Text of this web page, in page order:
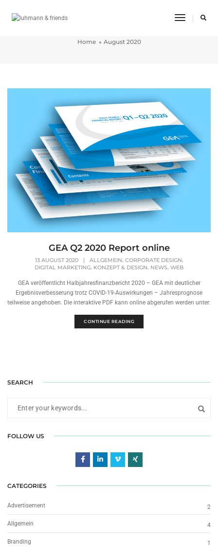
Toggle
Home August 2020
GEA Q2 2020 Report online
13 AUGUST 2020 | ALLGEMEIN, CORPORATE DESIGN,
DIGITAL MARKETING, KONZEPT & DESIGN, NEWS, WEB
GEA veröffentlicht Halbjahresfinanzbericht 2020 – GEA mit deutlicher
Ergebnisverbesserung trotz COVID-19-Auswirkungen – Jahresprognose
teilweise angehoben. Die interaktive PDF kann online abgerufen werden unter:
CONTINUE READING
SEARCH
FOLLOW US
CATEGORIES
Advertisement 2
Allgemein 4
Branding 1